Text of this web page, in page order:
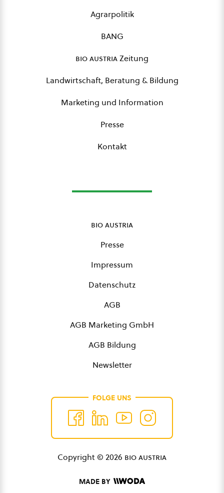
Agrarpolitik
BANG
bio austriaZeitung
Landwirtschaft, Beratung & Bildung
Marketing und Information
Presse
Kontakt
bio austria
Presse
Impressum
Datenschutz
AGB
AGB Marketing GmbH
AGB Bildung
Newsletter
FOLGE UNS
Copyright © 2026 bio austria
MADE BY